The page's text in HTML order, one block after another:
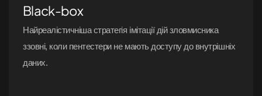
Black-box
Найреалістичніша стратегія імітації дій зловмисника
ззовні, коли пентестери не мають доступу до внутрішніх
даних.